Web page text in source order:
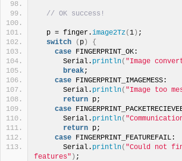
// OK success!
  p = finger.
image2Tz(1 ) ;
switch
( p )
{
case FINGERPRINT_OK:
      Serial.
println( "Image
break;
case FINGERPRINT_IMAGEMESS:
      Serial.
println( "Image too
return p;
case
      Serial.
println(
return p;
case FINGERPRINT_FEATUREFAIL:
      Serial.
println( "Could not
features" ) ;